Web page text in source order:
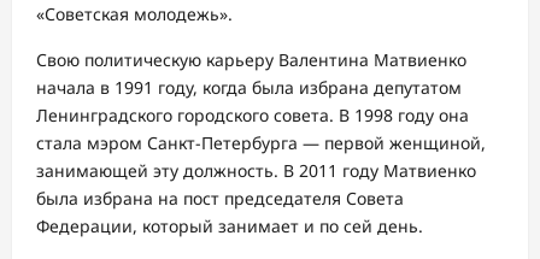
«Советская молодежь».
Свою политическую карьеру Валентина Матвиенко
начала в 1991 году, когда была избрана депутатом
Ленинградского городского совета. В 1998 году она
стала мэром Санкт-Петербурга — первой женщиной,
занимающей эту должность. В 2011 году Матвиенко
была избрана на пост председателя Совета
Федерации, который занимает и по сей день.